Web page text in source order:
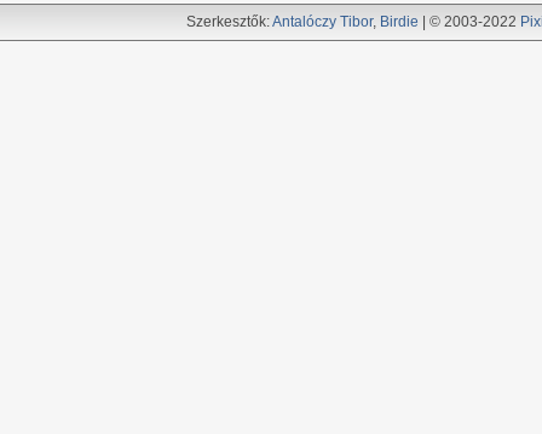
Szerkesztők:Antalóczy Tibor, Birdie | © 2003-2022